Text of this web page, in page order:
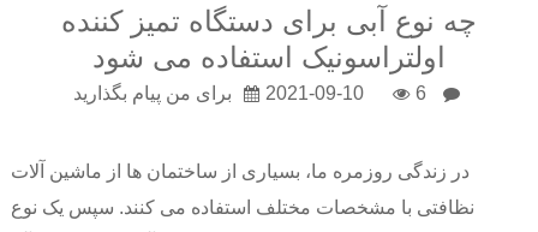
چه نوع آبی برای دستگاه تمیز کننده
اولتراسونیک استفاده می شود
2021-09-10 6 برای من پیام بگذارید
در زندگی روزمره ما، بسیاری از ساختمان ها از ماشین آلات
نظافتی با مشخصات مختلف استفاده می کنند. سپس یک نوع